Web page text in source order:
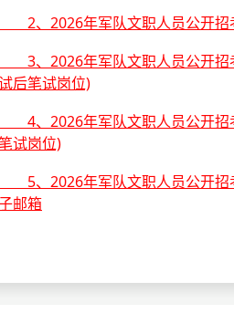
、2026年军队文职人员公开招
、2026年军队文职人员公开招
后笔试岗位)
、2026年军队文职人员公开招
试岗位)
、2026年军队文职人员公开招
邮箱